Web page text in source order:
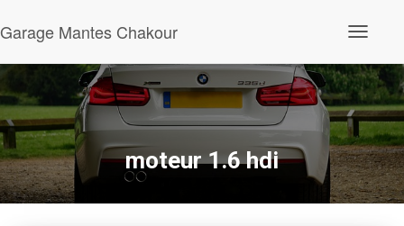
Garage Mantes Chakour
moteur 1.6 hdi